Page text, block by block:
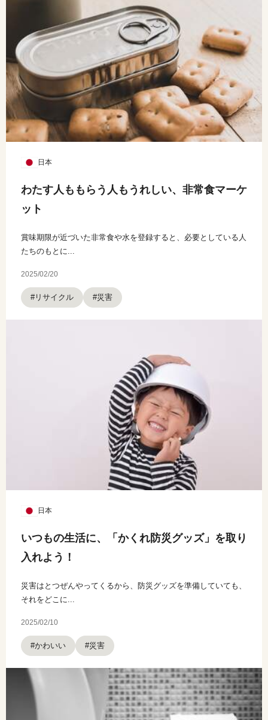
日本
わたす人ももらう人もうれしい、非常食マーケ
ット
賞味期限が近づいた非常食や水を登録すると、必要としている人
たちのもとに...
2025/02/20
#リサイクル #災害
日本
いつもの生活に、「かくれ防災グッズ」を取り
入れよう！
災害はとつぜんやってくるから、防災グッズを準備していても、
それをどこに...
2025/02/10
#かわいい #災害